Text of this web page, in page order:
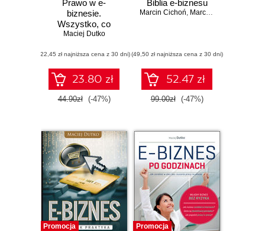
Prawo w e-
biznesie.
Wszystko, co
musisz wiedzieć,
biznes i spać
spokojnie
Maciej Dutko
(22,45 zł najniższa cena z 30 dni)
23.80 zł
44.90zł (-47%)
Biblia e-biznesu
Marcin Cichoń, Marcin Cisek
(49,50 zł najniższa cena z 30 dni)
52.47 zł
99.00zł (-47%)
Promocja Promocja